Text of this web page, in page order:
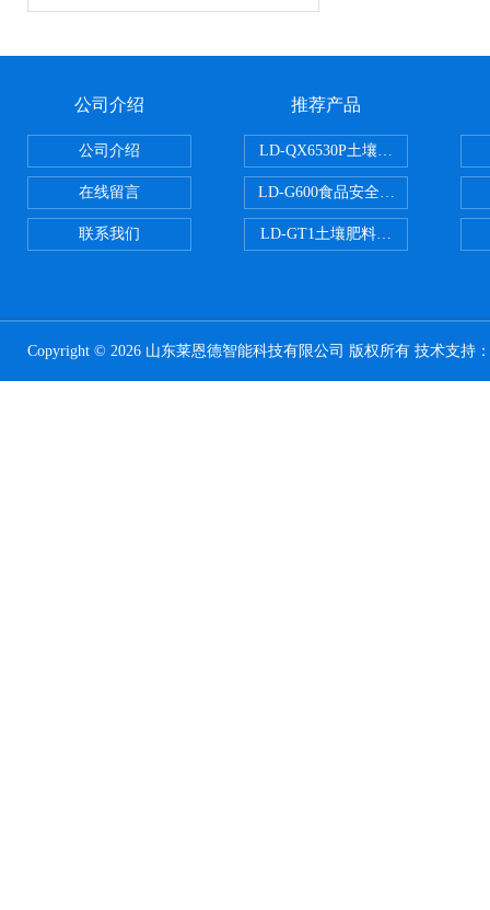
公司介绍
公司介绍
在线留言
联系我们
推荐产品
LD-QX6530P土壤氧化还原电位检
LD-G600食品安全检测仪
LD-GT1土壤肥料养分检测仪
Copyright © 2026 山东莱恩德智能科技有限公司 版权所有 技术支持：